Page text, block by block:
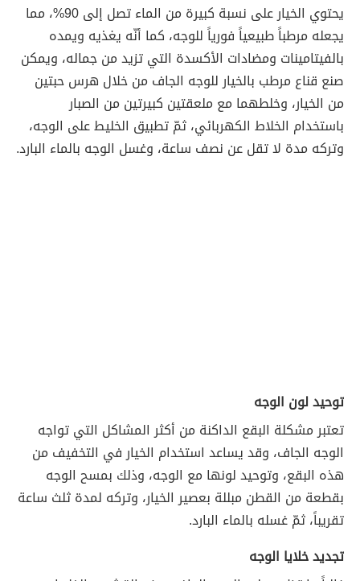
يحتوي الخيار على نسبة كبيرة من الماء تصل إلى 90%، مما
يجعله مرطباً طبيعياً فورياً للوجه، كما أنّه يغذيه ويمده
بالفيتامينات ومضادات الأكسدة التي تزيد من جماله، ويمكن
صنع قناع مرطب بالخيار للوجه الجاف من خلال هرس حبتين
من الخيار، وخلطهما مع ملعقتين كبيرتين من الصبار
باستخدام الخلاط الكهربائي، ثمّ تطبيق الخليط على الوجه،
وتركه مدة لا تقل عن نصف ساعة، وغسل الوجه بالماء البارد.
توحيد لون الوجه
تعتبر مشكلة البقع الداكنة من أكثر المشاكل التي تواجه
الوجه الجاف، وقد يساعد استخدام الخيار في التخفيف من
هذه البقع، وتوحيد لونها مع الوجه، وذلك بمسح الوجه
بقطعة من القطن مبللة بعصير الخيار، وتركه لمدة ثلث ساعة
تقريباً، ثمّ غسله بالماء البارد.
تجديد خلايا الوجه